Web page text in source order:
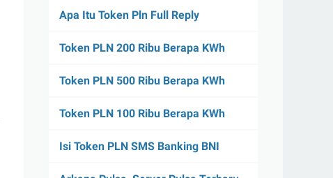
Apa Itu Token Pln Full Reply
Token PLN 200 Ribu Berapa KWh
Token PLN 500 Ribu Berapa KWh
Token PLN 100 Ribu Berapa KWh
Isi Token PLN SMS Banking BNI